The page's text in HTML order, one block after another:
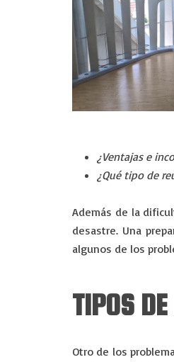
¿Ventajas e
¿Qué tipo de
Además de la
desastre. Una
algunos de los
TIPOS
Otro de los